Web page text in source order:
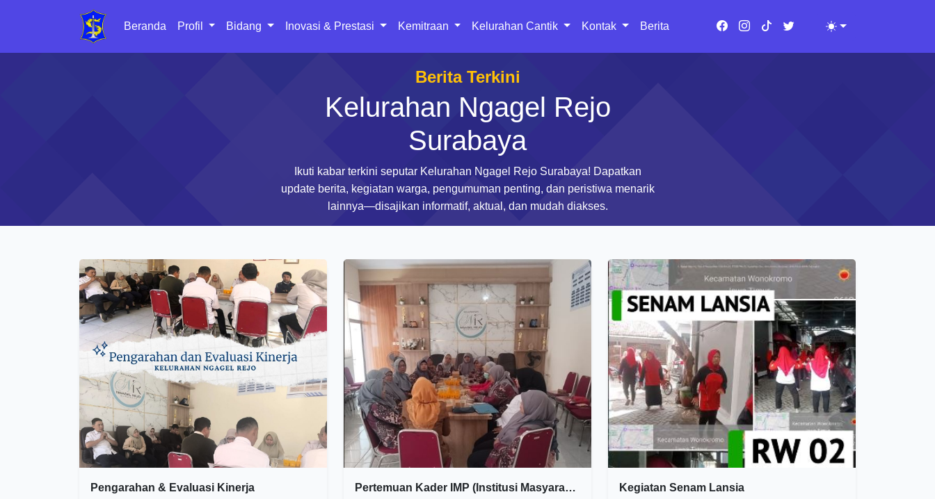
Beranda Profil Bidang Inovasi & Prestasi Kemitraan Kelurahan Cantik Kontak Berita
Toggle theme
Berita Terkini
Kelurahan Ngagel Rejo
Surabaya
Ikuti kabar terkini seputar Kelurahan Ngagel Rejo Surabaya! Dapatkan
update berita, kegiatan warga, pengumuman penting, dan peristiwa menarik
lainnya—disajikan informatif, aktual, dan mudah diakses.
Pengarahan & Evaluasi Kinerja Pertemuan Kader IMP (Institusi Masyarakat Perdesaan/Perkotaan) Kegiatan Senam Lansia